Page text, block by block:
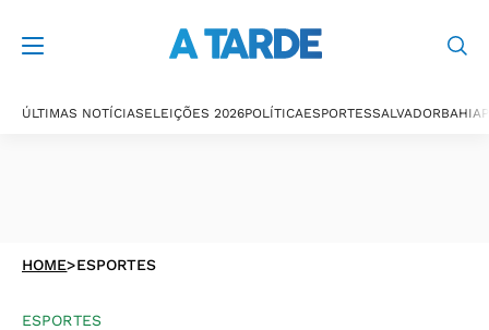
ÚLTIMAS NOTÍCIASELEIÇÕES 2026POLÍTICAESPORTESSALVADORBAHIA
HOME>ESPORTES
ESPORTES